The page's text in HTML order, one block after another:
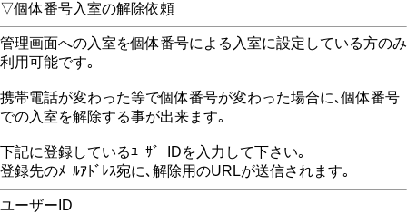
▽個体番号入室の解除依頼
管理画面への入室を個体番号による入室に設定している方のみ
利用可能です｡
携帯電話が変わった等で個体番号が変わった場合に､個体番号
での入室を解除する事が出来ます｡
下記に登録しているﾕｰｻﾞｰIDを入力して下さい｡
登録先のﾒｰﾙｱﾄﾞﾚｽ宛に､解除用のURLが送信されます｡
ユーザーID